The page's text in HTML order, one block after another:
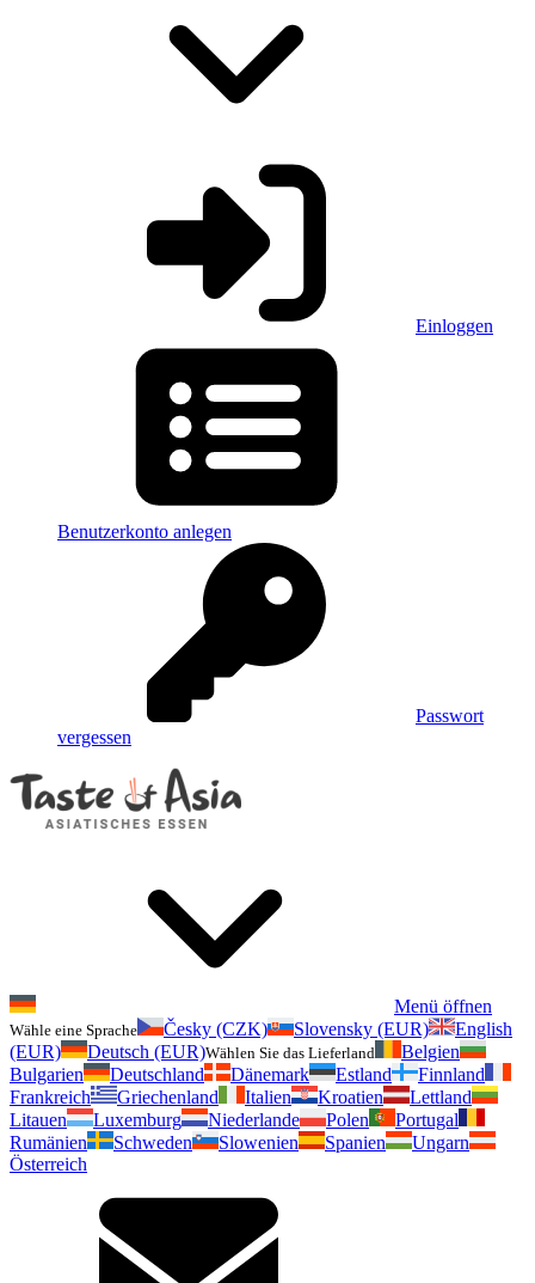
Einloggen
Benutzerkonto anlegen
Passwort
vergessen
Menü öffnen
Wähle eine Sprache Česky (CZK) Slovensky (EUR)
English
(EUR)
Deutsch (EUR)Wählen Sie das Lieferland
Belgien
Bulgarien
Deutschland Dänemark Estland
Finnland
Frankreich
Griechenland Italien Kroatien
Lettland
Litauen
Luxemburg Niederlande Polen
Portugal
Rumänien
Schweden Slowenien Spanien
Ungarn
Österreich